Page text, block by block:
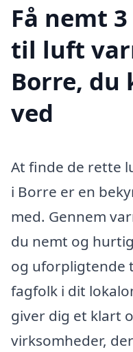
Få nemt
til luft
Borre,
ved
At finde de rette
i Borre er en
med. Gennem
du nemt og
og uforpligtende
fagfolk i dit
giver dig et klart
virksomheder,